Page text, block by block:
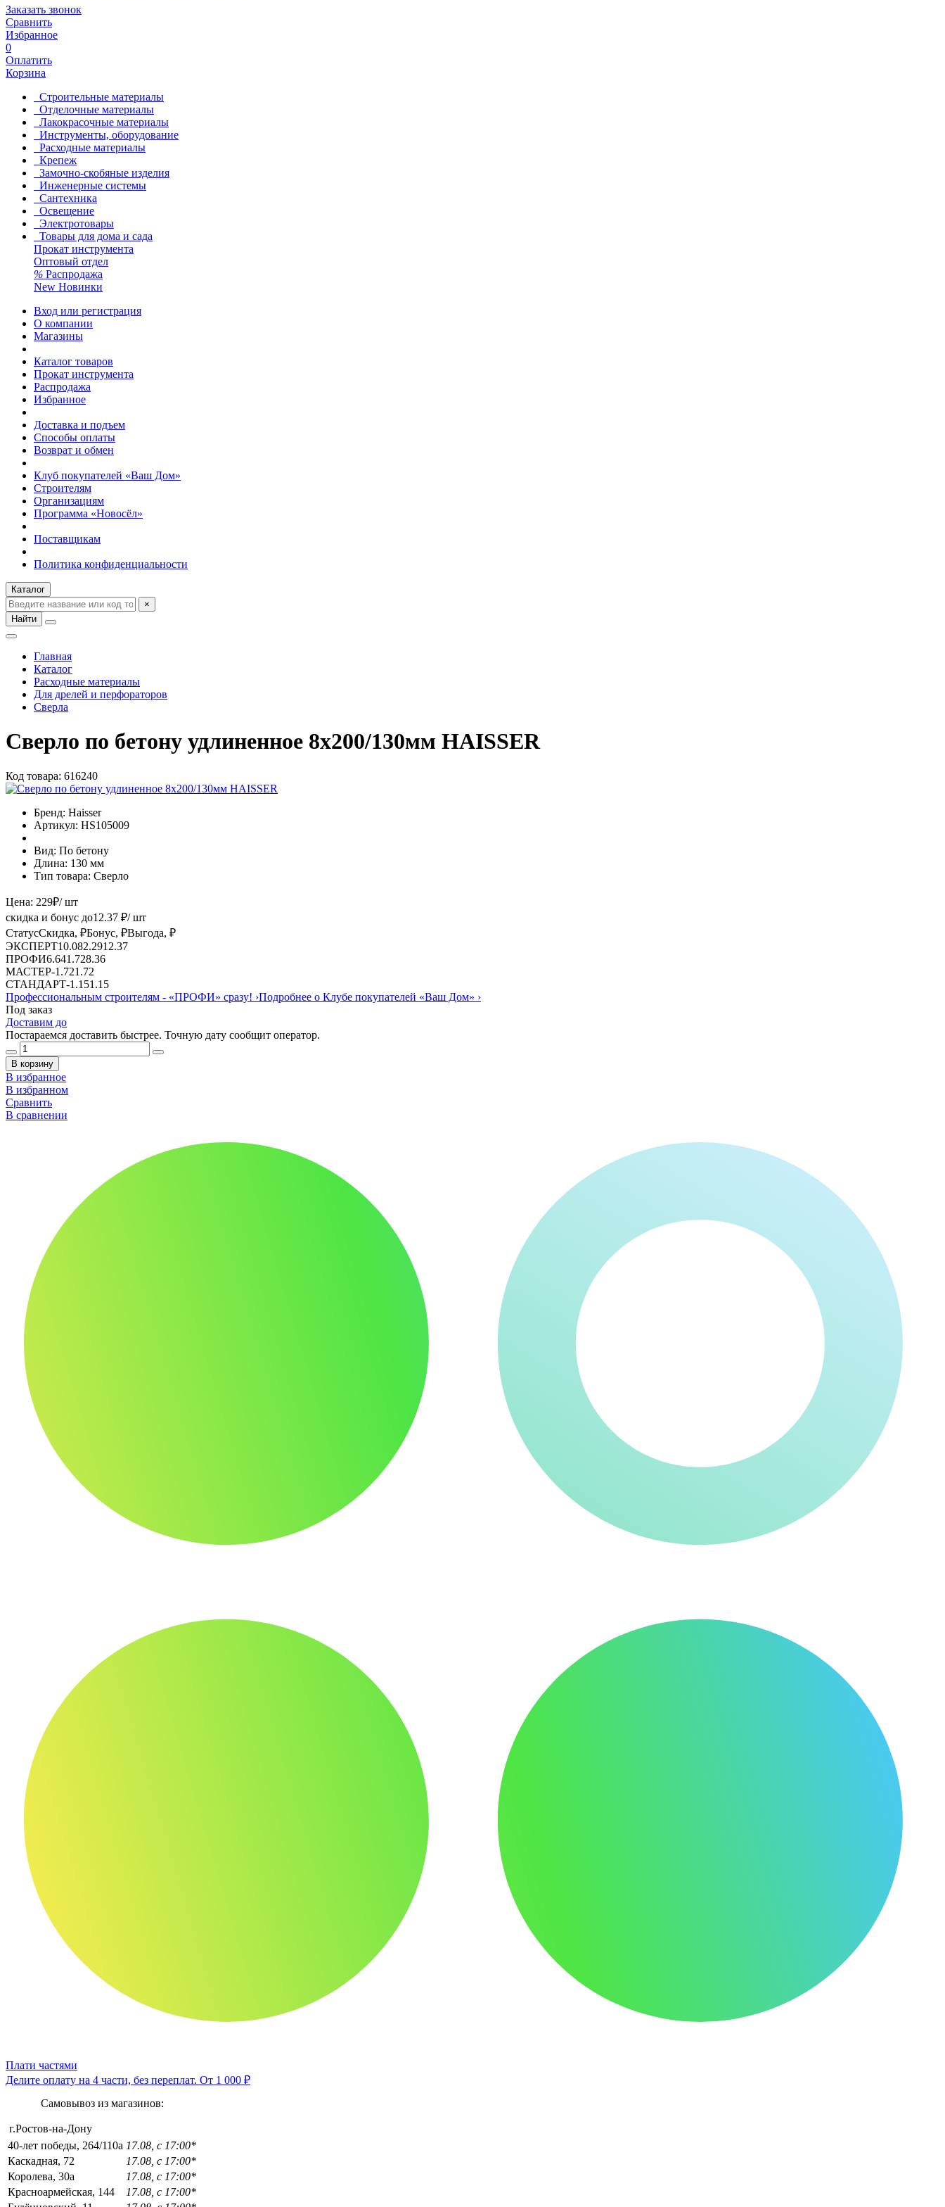
Заказать звонок
Сравнить
Избранное
0
Оплатить
Корзина
Строительные материалы
Отделочные материалы
Лакокрасочные материалы
Инструменты, оборудование
Расходные материалы
Крепеж
Замочно-скобяные изделия
Инженерные системы
Сантехника
Освещение
Электротовары
Товары для дома и сада
Прокат инструмента
Оптовый отдел
% Распродажа
New Новинки
Вход или регистрация
О компании
Магазины
Каталог товаров
Прокат инструмента
Распродажа
Избранное
Доставка и подъем
Способы оплаты
Возврат и обмен
Клуб покупателей «Ваш Дом»
Строителям
Организациям
Программа «Новосёл»
Поставщикам
Политика конфиденциальности
Каталог
×
Найти
Главная
Каталог
Расходные материалы
Для дрелей и перфораторов
Сверла
Сверло по бетону удлиненное 8x200/130мм HAISSER
Код товара: 616240
Бренд: Haisser
Артикул: HS105009
Вид: По бетону
Длина: 130 мм
Тип товара: Сверло
Цена: 229₽/ шт
скидка и бонус до12.37 ₽/ шт
СтатусСкидка, ₽Бонус, ₽Выгода, ₽
ЭКСПЕРТ10.082.2912.37
ПРОФИ6.641.728.36
МАСТЕР-1.721.72
СТАНДАРТ-1.151.15
Профессиональным строителям - «ПРОФИ» сразу! ›Подробнее о Клубе покупателей «Ваш Дом» ›
Под заказ
Доставим до
Постараемся доставить быстрее. Точную дату сообщит оператор.
В корзину
В избранное
В избранном
Сравнить
В сравнении
Плати частями
Делите оплату на 4 части, без переплат. От 1 000 ₽
Самовывоз из магазинов:
г.Ростов-на-Дону
40-лет победы, 264/110а 17.08, с 17:00*
Каскадная, 72
17.08, с 17:00*
Королева, 30а
17.08, с 17:00*
Красноармейская, 144
17.08, с 17:00*